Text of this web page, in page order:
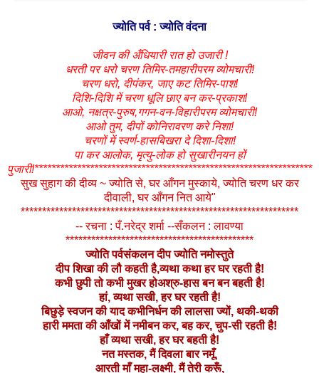
ज्योति पर्व : ज्योति वंदना
जीवन की अँधियारी रात हो उजारी !
धरती पर धरो चरण तिमिर-तमहारीपरम व्योमचारी!
चरण धरो, दीपंकर, जाए कट तिमिर-पाश!
दिशि-दिशि में चरण धूलि छाए बन कर-प्रकाश!
आओ, नक्षत्र-पुरुष,गगन-वन-विहारीपरम व्योमचारी!
आओ तुम, दीपों कोनिरावरण करे निशा!
चरणों में स्वर्ण-हासबिखरा दे दिशा-दिशा!
पा कर आलोक, मृत्यु-लोक हो सुखारीनयन हों
पुजारी!*****************************************************************
सुख सुहाग की दीव्य ~ ज्योति से, घर आँगन मुस्काये, ज्योति चरण धर कर
दीवाली, घर आँगन नित आये"
*****************************************************************
-- रचना : पँ.नरेद्र शर्मा --सँकलन : लावण्या
********************************************
ज्योति पर्वसंकलन दीप ज्योति नमोस्तुते
दीप शिखा की लौ कहती है,व्यथा कथा हर घर रहती है!
कभी छुपी तो कभी मुखर होअश्रु-हास बन बन बहती है!
हां, व्यथा सखी, हर घर रहती है!
बिछुड़े स्वजन की याद कभीनिर्धन की लालसा ज्यों, थकी-थकी
हारी ममता की आँखों में नमीबन कर, बह कर, चुप-सी रहती है!
हाँ व्यथा सखी, हर घर बहती है!
नत मस्तक, मैं दिवला बार नमूँ,
आरती माँ महा-लक्ष्मी, मैं तेरी करूँ,